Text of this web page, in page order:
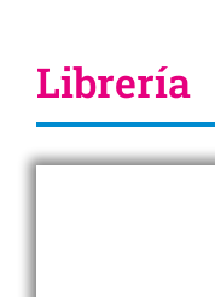
Librería